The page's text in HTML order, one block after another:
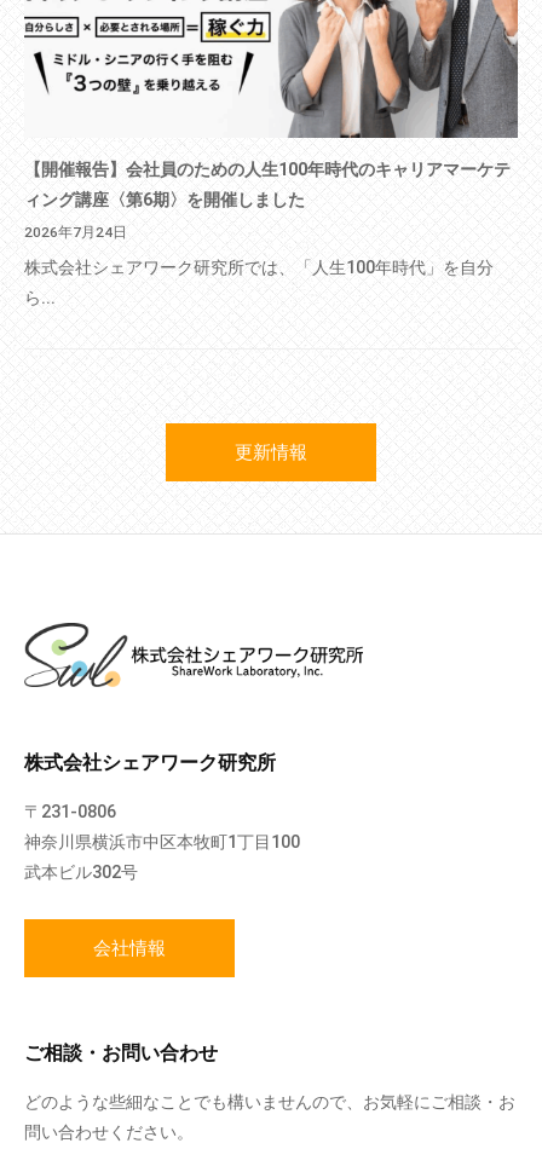
【開催報告】会社員のための人生100年時代のキャリアマーケテ
ィング講座〈第6期〉を開催しました
2026年7月24日
株式会社シェアワーク研究所では、「人生100年時代」を自分
ら...
更新情報
株式会社シェアワーク研究所
〒231-0806
神奈川県横浜市中区本牧町1丁目100
武本ビル302号
会社情報
ご相談・お問い合わせ
どのような些細なことでも構いませんので、お気軽にご相談・お
問い合わせください。